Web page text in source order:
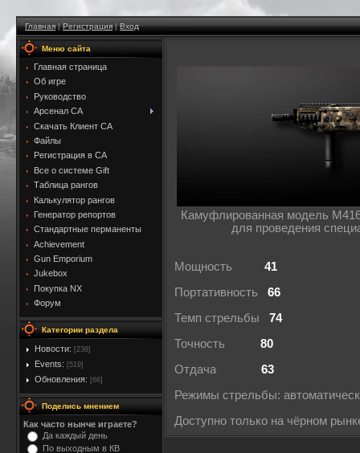
Главная|Регистрация|Вход
Меню сайта
Главная страница
Об игре
Руководство
Арсенал CA
Скачать Клиент CA
Файлы
Регистрация в CA
Все о системе Gift
Таблица рангов
Калькулятор рангов
Генератор репортов
Стандартные перманенты
Achievement
Gun Emporium
Jukebox
Покупка NX
Форум
Категории раздела
Новости: [238]
Events: [519]
Обновления: [66]
Поделись мнением
Как часто нынче играете?
Да каждый день
По выходным в КВ
Камуфлированная модель
для проведения
Мощность 41
Портативность 66
Темп стрельбы 74
Точность 80
Отдача 63
Режимы стрельбы:
Доступно только на чёрном